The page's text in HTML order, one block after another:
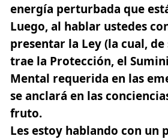
energía perturbada que
Luego, al hablar ustedes
presentar la Ley (la cual,
trae la Protección, el
Mental requerida en las
se anclará en las
fruto.
Les estoy hablando con un